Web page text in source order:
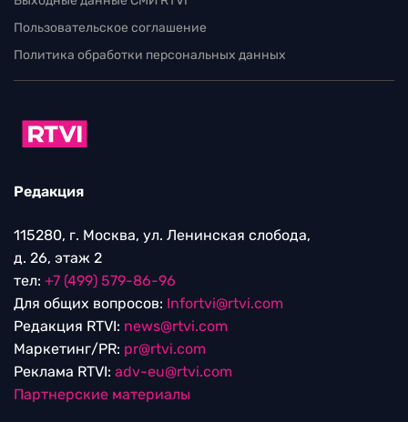
Пользовательское соглашение
Политика обработки персональных данных
Редакция
115280, г. Москва, ул. Ленинская слобода,
д. 26, этаж 2
тел: +7 (499) 579-86-96
Для общих вопросов: Infortvi@rtvi.com
Редакция RTVI: news@rtvi.com
Маркетинг/PR: pr@rtvi.com
Реклама RTVI: adv-eu@rtvi.com
Партнерские материалы